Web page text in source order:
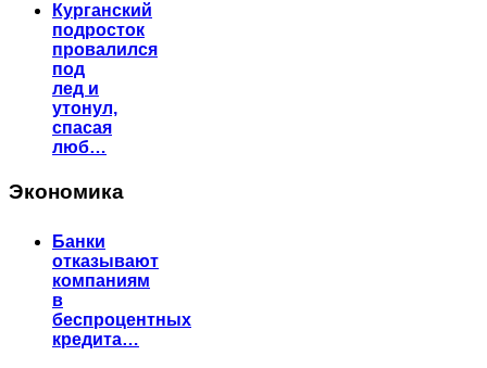
Курганский
подросток
провалился
под
лед и
утонул,
спасая
люб…
Экономика
Банки
отказывают
компаниям
в
беспроцентных
кредита…